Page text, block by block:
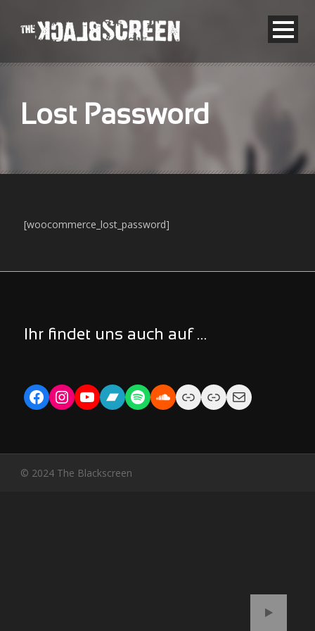
Lost Password
[woocommerce_lost_password]
Ihr findet uns auch auf …
Facebook
Instagram
YouTube
Bandcamp
Spotify
Soundcloud
LinkLinkMail
© 2024 The Blackscreen